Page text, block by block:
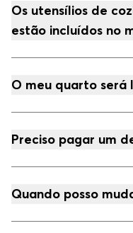
Os utensílios de
estão incluídos no
O meu quarto será
Preciso pagar um
Quando posso